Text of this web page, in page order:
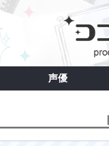
声優